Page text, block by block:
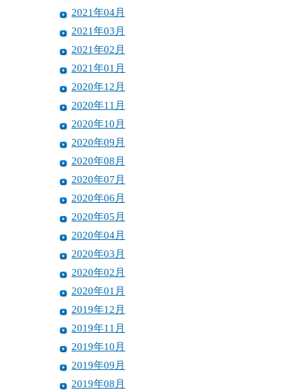
2021年04月
2021年03月
2021年02月
2021年01月
2020年12月
2020年11月
2020年10月
2020年09月
2020年08月
2020年07月
2020年06月
2020年05月
2020年04月
2020年03月
2020年02月
2020年01月
2019年12月
2019年11月
2019年10月
2019年09月
2019年08月